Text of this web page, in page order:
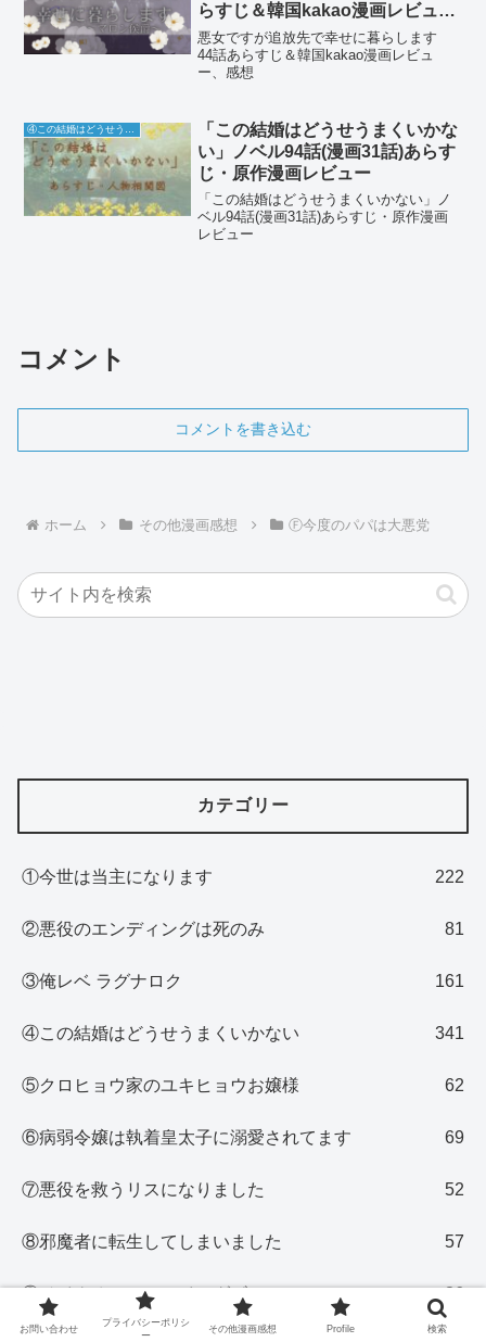
らすじ＆韓国kakao漫画レビュ
ー、感想
悪女ですが追放先で幸せに暮らします
44話あらすじ＆韓国kakao漫画レビュ
ー、感想
「この結婚はどうせうまくいかな
い」ノベル94話(漫画31話)あらす
じ・原作漫画レビュー
「この結婚はどうせうまくいかない」ノ
ベル94話(漫画31話)あらすじ・原作漫画
レビュー
コメント
コメントを書き込む
ホーム その他漫画感想 Ⓕ今度のパパは大悪党
カテゴリー
①今世は当主になります 222
②悪役のエンディングは死のみ 81
③俺レベ ラグナロク 161
④この結婚はどうせうまくいかない 341
⑤クロヒョウ家のユキヒョウお嬢様 62
⑥病弱令嬢は執着皇太子に溺愛されてます 69
⑦悪役を救うリスになりました 52
⑧邪魔者に転生してしまいました 57
⑨ベイクオフ・ソーイングビー 36
お問い合わせ
プライバシーポリシ
ー
その他漫画感想 Profile 検索